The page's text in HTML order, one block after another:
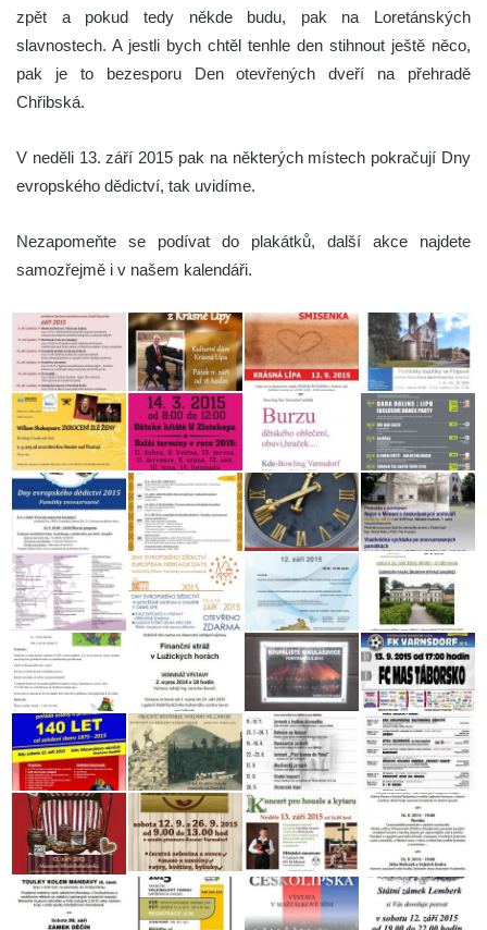
zpět a pokud tedy někde budu, pak na Loretánských
slavnostech. A jestli bych chtěl tenhle den stihnout ještě něco,
pak je to bezesporu Den otevřených dveří na přehradě
Chřibská.
V neděli 13. září 2015 pak na některých místech pokračují Dny
evropského dědictví, tak uvidíme.
Nezapomeňte se podívat do plakátků, další akce najdete
samozřejmě i v našem kalendáři.